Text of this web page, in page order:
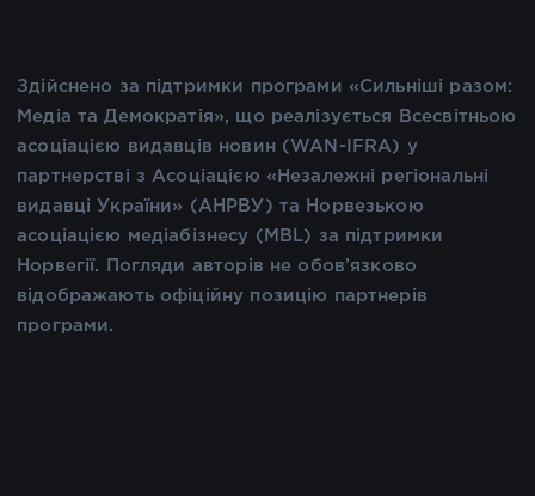
Здійснено за підтримки програми «Сильніші разом:
Медіа та Демократія», що реалізується Всесвітньою
асоціацією видавців новин (WAN-IFRA) у
партнерстві з Асоціацією «Незалежні регіональні
видавці України» (АНРВУ) та Норвезькою
асоціацією медіабізнесу (MBL) за підтримки
Норвегії. Погляди авторів не обов’язково
відображають офіційну позицію партнерів
програми.